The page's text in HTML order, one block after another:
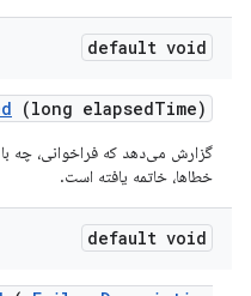
default void
(long elapsedTime)
گزارش می‌دهد که فراخوانی، چه
خطاها، خاتمه یافته است.
default void